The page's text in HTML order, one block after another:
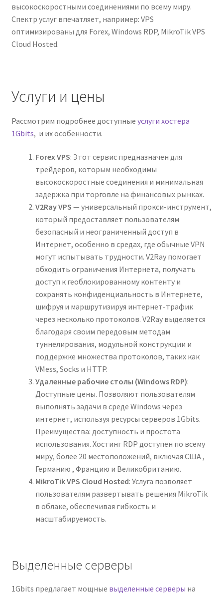
высокоскоростными соединениями по всему миру.
Спектр услуг впечатляет, например: VPS
оптимизированы для Forex, Windows RDP, MikroTik VPS
Cloud Hosted.
Услуги и цены
Рассмотрим подробнее доступные услуги хостера
1Gbits, и их особенности.
Forex VPS: Этот сервис предназначен для
трейдеров, которым необходимы
высокоскоростные соединения и минимальная
задержка при торговле на финансовых рынках.
V2Ray VPS — универсальный прокси-инструмент,
который предоставляет пользователям
безопасный и неограниченный доступ в
Интернет, особенно в средах, где обычные VPN
могут испытывать трудности. V2Ray помогает
обходить ограничения Интернета, получать
доступ к геоблокированному контенту и
сохранять конфиденциальность в Интернете,
шифруя и маршрутизируя интернет-трафик
через несколько протоколов. V2Ray выделяется
благодаря своим передовым методам
туннелирования, модульной конструкции и
поддержке множества протоколов, таких как
VMess, Socks и HTTP.
Удаленные рабочие столы (Windows RDP):
Доступные цены. Позволяют пользователям
выполнять задачи в среде Windows через
интернет, используя ресурсы серверов 1Gbits.
Преимущества: доступность и простота
использования. Хостинг RDP доступен по всему
миру, более 20 местоположений, включая США ,
Германию , Францию ​​и Великобританию.
MikroTik VPS Cloud Hosted: Услуга позволяет
пользователям развертывать решения MikroTik
в облаке, обеспечивая гибкость и
масштабируемость.
Выделенные серверы
1Gbits предлагает мощные выделенные серверы на